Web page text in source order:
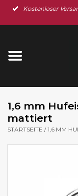
Kostenloser
Startseite
Ohrschmuck
1,6 mm
mattiert
STARTSEITE /1,6 MM